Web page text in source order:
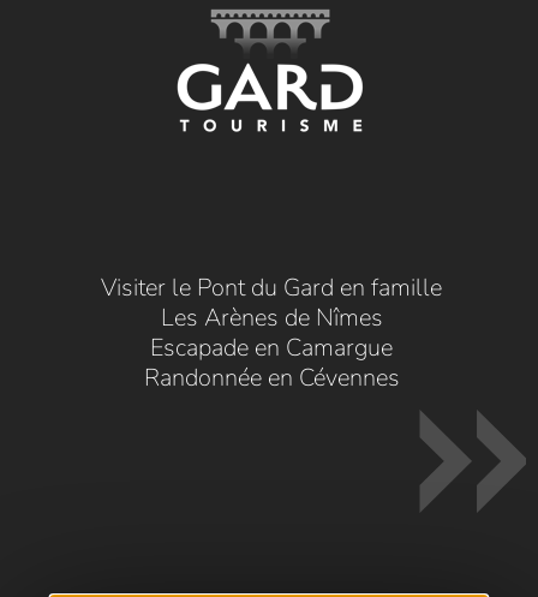
Visiter le Pont du Gard en famille
Les Arènes de Nîmes
Escapade en Camargue
Randonnée en Cévennes